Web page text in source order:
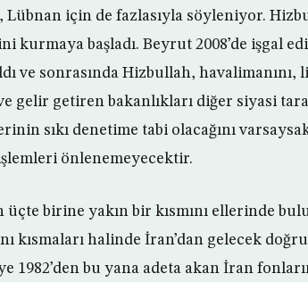
için de fazlasıyla söyleniyor.
kurmaya başladı. Beyrut 2008’de işgal
ve sonrasında Hizbullah, havalimanını,
gelir getiren bakanlıkları diğer siyasi
sıkı denetime tabi olacağını
önlenemeyecektir.
birine yakın bir kısmını ellerinde
kısmaları halinde İran’dan gelecek
1982’den bu yana adeta akan İran